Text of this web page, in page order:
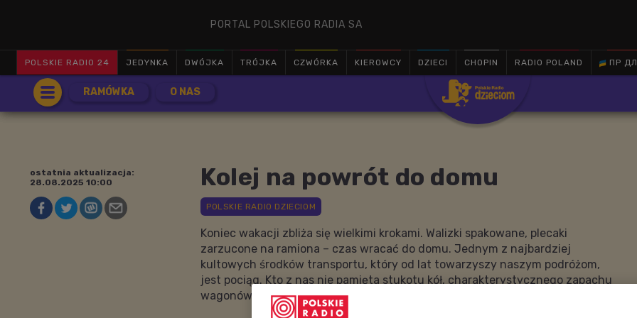
PORTAL POLSKIEGO RADIA SA
POLSKIE RADIO 24 JEDYNKA DWÓJKA TRÓJKA CZWÓRKA KIEROWCY DZIECI CHOPIN RADIO POLAND ПР

RAMÓWKA O NAS
Kolej na powrót do domu
ostatnia aktualizacja:
28.08.2025 10:00
Koniec wakacji zbliża się wielkimi krokami. Walizki spakowane, plecaki
zarzucone na ramiona – czas wracać do domu. Jednym z najbardziej
kultowych środków transportu, który od lat towarzyszy naszym podróżom,
jest pociąg. Kto z nas nie pamięta stukotu kół, charakterystycznego zapachu
wagonów czy klimatu dworcowych pożegnań i powitań?